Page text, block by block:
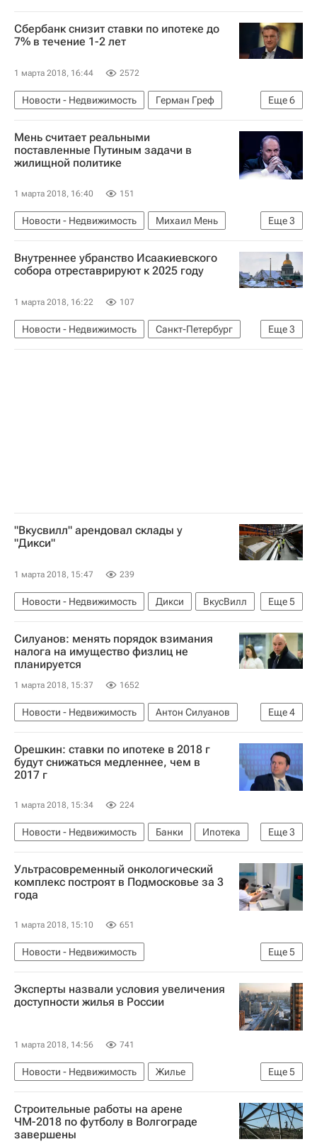
Сбербанк снизит ставки по ипотеке до
7% в течение 1-2 лет
1 марта 2018, 16:44 2572
Еще6
Новости - Недвижимость
Герман Греф
Банки
Ипотека
Ставки
Сбербанк России
Россия
Мень считает реальными
поставленные Путиным задачи в
жилищной политике
1 марта 2018, 16:40 151
Еще3
Новости - Недвижимость
Михаил Мень
Жилье
Внутреннее убранство Исаакиевского
собора отреставрируют к 2025 году
1 марта 2018, 16:22 107
Еще3
Новости - Недвижимость
Санкт-Петербург
Храмы
Реставрация Россия
"Вкусвилл" арендовал склады у
"Дикси"
1 марта 2018, 15:47 239
Еще5
Новости - Недвижимость Дикси
ВкусВилл
Коммерческая недвижимость
Склады
Аренда
Московская область (Подмосковье)
Россия
Силуанов: менять порядок взимания
налога на имущество физлиц не
планируется
1 марта 2018, 15:37 1652
Еще4
Новости - Недвижимость
Антон Силуанов
Налоги
Ставки
Послание Владимира Путина Федеральному Собранию в 2018 году
Россия
Орешкин: ставки по ипотеке в 2018 г
будут снижаться медленнее, чем в
2017 г
1 марта 2018, 15:34 224
Еще3
Новости - Недвижимость Банки
Ипотека
Ставки
Послание Владимира Путина Федеральному Собранию в 2018 году
Россия
Ультрасовременный онкологический
комплекс построят в Подмосковье за 3
года
1 марта 2018, 15:10 651
Еще5
Новости - Недвижимость
Московская область (Подмосковье)
Андрей Воробьев
Строительство
Эксперты назвали условия увеличения
доступности жилья в России
1 марта 2018, 14:56 741
Еще5
Новости - Недвижимость
Жилье
Строительство
Ипотека
Ставки
Послание Владимира Путина Федеральному Собранию в 2018 году
Россия
Строительные работы на арене
ЧМ-2018 по футболу в Волгограде
завершены